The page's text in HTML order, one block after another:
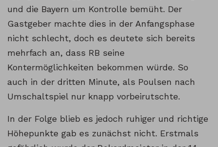
und die Bayern um Kontrolle bemüht. Der
Gastgeber machte dies in der Anfangsphase
nicht schlecht, doch es deutete sich bereits
mehrfach an, dass RB seine
Kontermöglichkeiten bekommen würde. So
auch in der dritten Minute, als Poulsen nach
Umschaltspiel nur knapp vorbeirutschte.
In der Folge blieb es jedoch ruhiger und richtige
Höhepunkte gab es zunächst nicht. Erstmals